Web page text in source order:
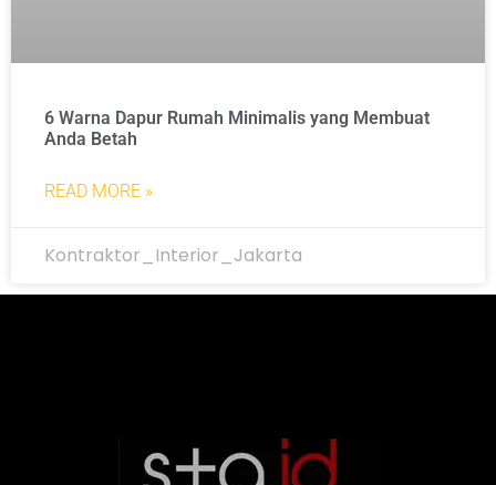
6 Warna Dapur Rumah Minimalis yang Membuat
Anda Betah
READ MORE »
Kontraktor_Interior_Jakarta